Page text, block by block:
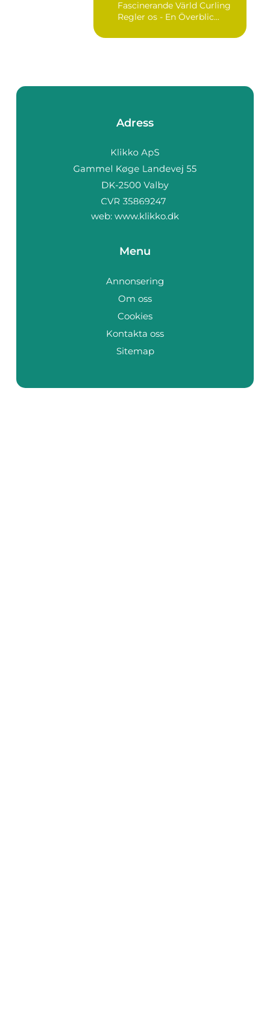
Fascinerande Värld Curling
Regler os - En Överblic...
Adress
web: www.klikko.dk
Menu
Annonsering
Om oss
Cookies
Kontakta oss
Sitemap